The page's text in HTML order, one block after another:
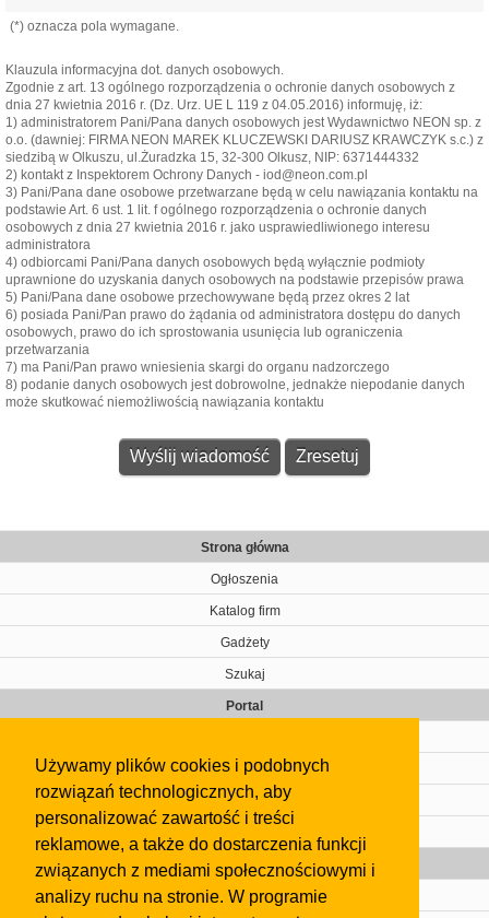
Używamy plików cookies i podobnych
rozwiązań technologicznych, aby
personalizować zawartość i treści
reklamowe, a także do dostarczenia funkcji
związanych z mediami społecznościowymi i
analizy ruchu na stronie. W programie
(*) oznacza pola wymagane.
Klauzula informacyjna dot. danych osobowych.
Zgodnie z art. 13 ogólnego rozporządzenia o ochronie danych osobowych z
dnia 27 kwietnia 2016 r. (Dz. Urz. UE L 119 z 04.05.2016) informuję, iż:
1) administratorem Pani/Pana danych osobowych jest Wydawnictwo NEON sp. z
o.o. (dawniej: FIRMA NEON MAREK KLUCZEWSKI DARIUSZ KRAWCZYK s.c.) z
siedzibą w Olkuszu, ul.Żuradzka 15, 32-300 Olkusz, NIP: 6371444332
2) kontakt z Inspektorem Ochrony Danych - iod@neon.com.pl
3) Pani/Pana dane osobowe przetwarzane będą w celu nawiązania kontaktu na
podstawie Art. 6 ust. 1 lit. f ogólnego rozporządzenia o ochronie danych
osobowych z dnia 27 kwietnia 2016 r. jako usprawiedliwionego interesu
administratora
4) odbiorcami Pani/Pana danych osobowych będą wyłącznie podmioty
uprawnione do uzyskania danych osobowych na podstawie przepisów prawa
5) Pani/Pana dane osobowe przechowywane będą przez okres 2 lat
6) posiada Pani/Pan prawo do żądania od administratora dostępu do danych
osobowych, prawo do ich sprostowania usunięcia lub ograniczenia
przetwarzania
7) ma Pani/Pan prawo wniesienia skargi do organu nadzorczego
8) podanie danych osobowych jest dobrowolne, jednakże niepodanie danych
może skutkować niemożliwością nawiązania kontaktu
Strona główna
Ogłoszenia
Katalog firm
Gadżety
Szukaj
Portal
Kontakt
Regulamin
Gazeta
Olkusz